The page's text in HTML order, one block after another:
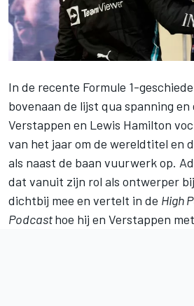
In de recente Formule 1-
bovenaan de lijst qua spanning en
Verstappen en Lewis Hamilton
van het jaar om de wereldtitel en
als naast de baan vuurwerk op.
dat vanuit zijn rol als ontwerper bij
dichtbij mee en vertelt in de High
Podcasthoe hij en Verstappen